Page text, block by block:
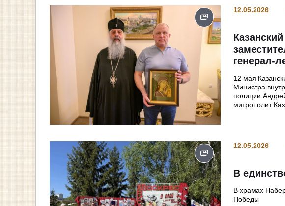
12.05.2026
генерал-
12 мая
Министра
полиции
митрополит
12.05.2026
В
В храмах
Победы